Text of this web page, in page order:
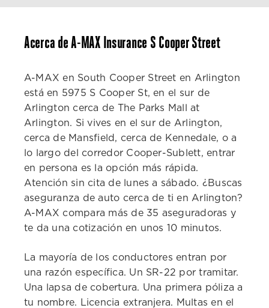
Acerca de A-MAX Insurance S Cooper Street
A-MAX en South Cooper Street en Arlington
está en 5975 S Cooper St, en el sur de
Arlington cerca de The Parks Mall at
Arlington. Si vives en el sur de Arlington,
cerca de Mansfield, cerca de Kennedale, o a
lo largo del corredor Cooper-Sublett, entrar
en persona es la opción más rápida.
Atención sin cita de lunes a sábado. ¿Buscas
aseguranza de auto cerca de ti en Arlington?
A-MAX compara más de 35 aseguradoras y
te da una cotización en unos 10 minutos.
La mayoría de los conductores entran por
una razón específica. Un SR-22 por tramitar.
Una lapsa de cobertura. Una primera póliza a
tu nombre. Licencia extranjera. Multas en el